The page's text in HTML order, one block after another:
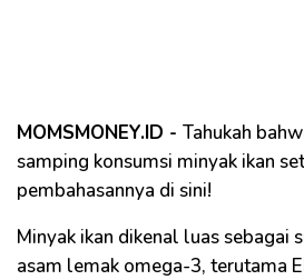
MOMSMONEY.ID - Tahukah
samping konsumsi minyak ikan
pembahasannya di sini!
Minyak ikan dikenal luas sebagai
asam lemak omega-3, terutama